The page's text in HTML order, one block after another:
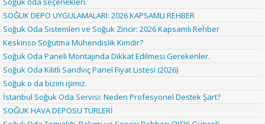
SOĞUK DEPO UYGULAMALARI: 2026 KAPSAMLI REHBER
Soğuk Oda Sistemleri ve Soğuk Zincir: 2026 Kapsamlı Rehber
Keskinso Soğutma Mühendislik Kimdir?
Soğuk Oda Paneli Montajında Dikkat Edilmesi Gerekenler.
Soğuk Oda Kilitli Sandviç Panel Fiyat Listesi (2026)
Soğuk o da bizim işimiz.
İstanbul Soğuk Oda Servisi: Neden Profesyonel Destek Şart?
SOĞUK HAVA DEPOSU TÜRLERİ